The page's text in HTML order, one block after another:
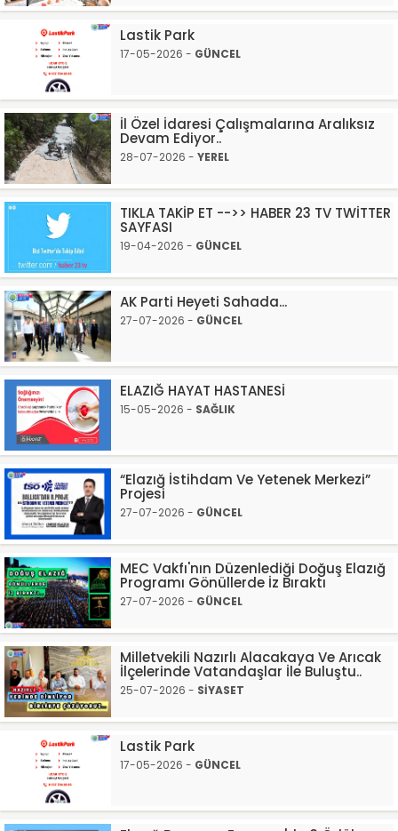
Lastik Park
17-05-2026 - GÜNCEL
İl Özel İdaresi Çalışmalarına Aralıksız
Devam Ediyor..
28-07-2026 - YEREL
TIKLA TAKİP ET -->> HABER 23 TV TWİTTER
SAYFASI
19-04-2026 - GÜNCEL
AK Parti Heyeti Sahada...
27-07-2026 - GÜNCEL
ELAZIĞ HAYAT HASTANESİ
15-05-2026 - SAĞLIK
“Elazığ İstihdam Ve Yetenek Merkezi”
Projesi
27-07-2026 - GÜNCEL
MEC Vakfı'nın Düzenlediği Doğuş Elazığ
Programı Gönüllerde İz Bıraktı
27-07-2026 - GÜNCEL
Milletvekili Nazırlı Alacakaya Ve Arıcak
İlçelerinde Vatandaşlar İle Buluştu..
25-07-2026 - SİYASET
Lastik Park
17-05-2026 - GÜNCEL